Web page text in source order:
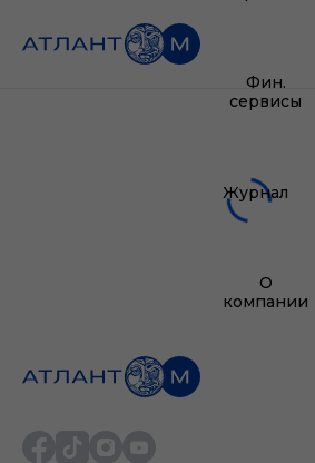
Фин.
сервисы
Журнал
О
компании